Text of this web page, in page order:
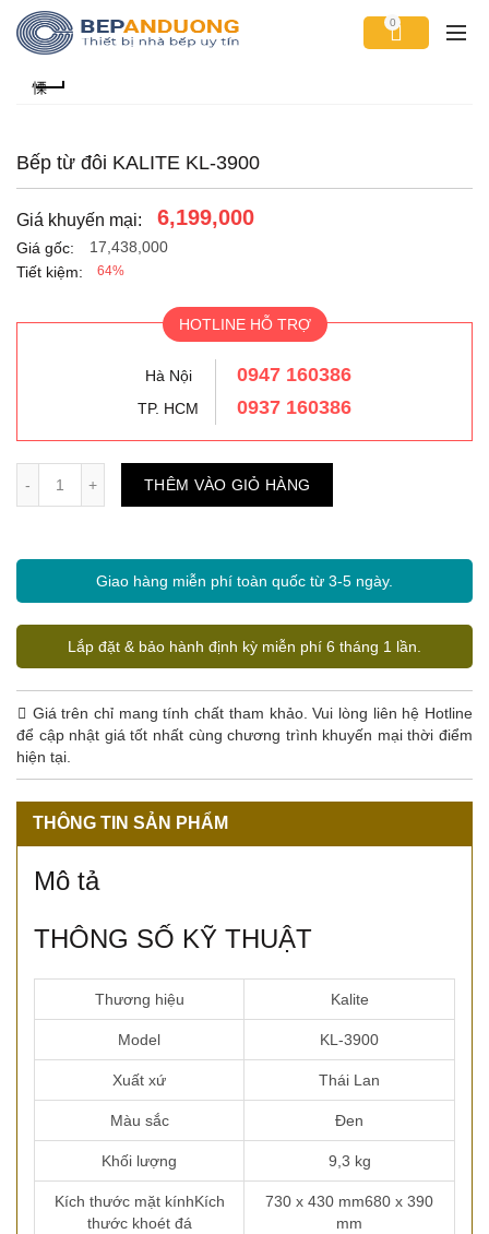
0
Bếp từ đôi KALITE KL-3900
Giá khuyến mại: 6,199,000
Giá gốc:
17,438,000
Tiết kiệm:
64%
HOTLINE HỖ TRỢ
Hà Nội 0947 160386
TP. HCM 0937 160386
THÊM VÀO GIỎ HÀNG
Giao hàng miễn phí toàn quốc từ 3-5 ngày.
Lắp đặt & bảo hành định kỳ miễn phí 6 tháng 1 lần.
Giá trên chỉ mang tính chất tham khảo. Vui lòng liên hệ Hotline
để cập nhật giá tốt nhất cùng chương trình khuyến mại thời điểm
hiện tại.
THÔNG TIN SẢN PHẨM
Mô tả
THÔNG SỐ KỸ THUẬT
Thương hiệu Kalite
Model KL-3900
Xuất xứ Thái Lan
Màu sắc Đen
Khối lượng 9,3 kg
Kích thước mặt kínhKích
thước khoét đá
730 x 430 mm680 x 390
mm